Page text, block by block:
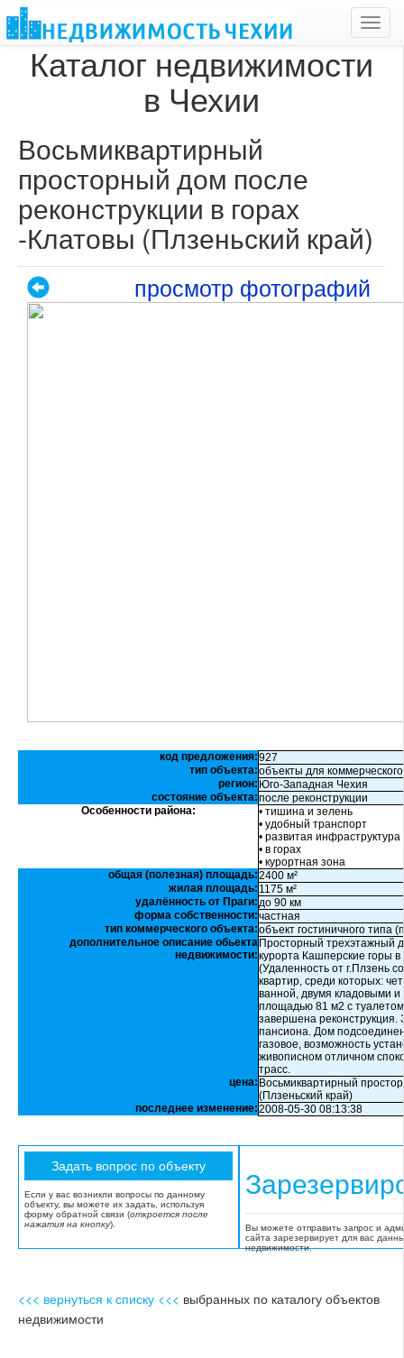
Каталог недвижимости
в Чехии
Восьмиквартирный
просторный дом после
реконструкции в горах
-Клатовы (Плзеньский край)
просмотр фотографий
код предложения:927
тип объекта:объекты для
регион: Юго-Западная Чехия
состояние объекта:после реконструкции
Особенности района:
• тишина и зелень
• удобный транспорт
• развитая инфраструктура
• в горах
• курортная зона
общая (полезная) площадь:2400 м²
жилая площадь: 1175 м²
удалённость от Праги:до 90 км
форма собственности:частная
тип коммерческого объекта:объект гостиничного типа
дополнительное описание обьекта
недвижимости:
Просторный трехэтажный
курорта Кашперские горы
(Удаленность от г.Плзень
квартир, среди которых:
ванной, двумя кладовыми
площадью 81 м2 с
завершена реконструкция.
пансиона. Дом
газовое, возможность
живописном отличном
трасс.
цена: Восьмиквартирный
(Плзеньский край)
последнее изменение:2008-05-30 08:13:38
Если у вас возникли вопросы по данному
объекту, вы можете их задать, используя
форму обратной связи (откроется после
нажатия на кнопку).
Вы можете отправить запрос и
сайта зарезервирует для вас
недвижимости.
<<< вернуться к списку <<< выбранных по каталогу объектов
недвижимости